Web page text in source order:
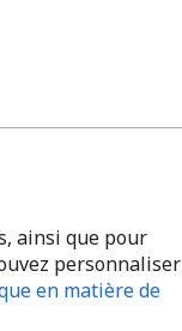
ainsi que pour
personnaliser
en matière de